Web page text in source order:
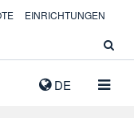
DE
EINRICHTUNGEN